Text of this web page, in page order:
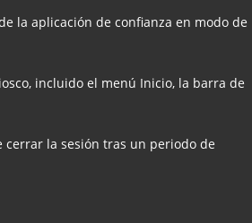
la aplicación de confianza en modo de
incluido el menú Inicio, la barra de
cerrar la sesión tras un periodo de